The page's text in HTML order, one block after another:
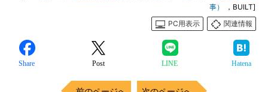
事）
，BUILT]
PC用表示
関連情報
Share Post LINE Hatena